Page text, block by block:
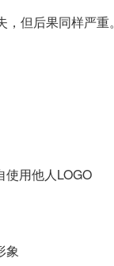
但后果同样严重。
使用他人LOGO
象